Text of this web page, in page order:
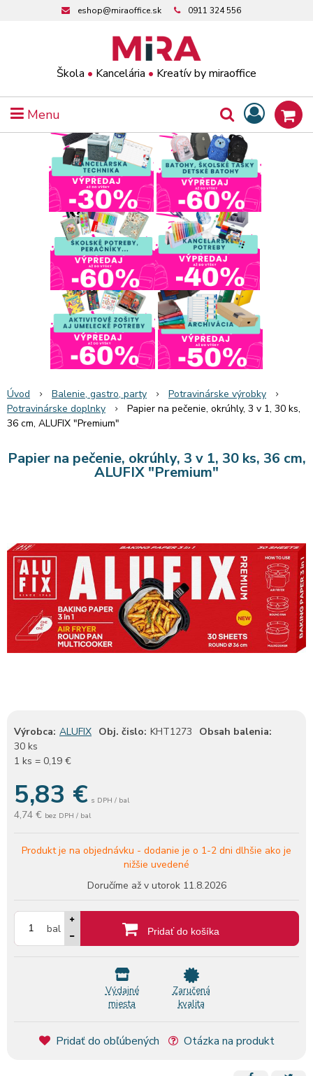
Škola • Kancelária • Kreatív by miraoffice
eshop@miraoffice.sk 0911 324 556
Menu
Úvod Balenie, gastro, party
Potravinárske výrobky
Potravinárske doplnky
Papier na pečenie, okrúhly, 3 v 1, 30 ks,
36 cm, ALUFIX "Premium"
Papier na pečenie, okrúhly, 3 v 1, 30 ks, 36 cm,
ALUFIX "Premium"
Výrobca: ALUFIX Obj. čislo: KHT1273
Obsah balenia:
30 ks
1 ks = 0,19 €
5,83 € s DPH / bal
4,74 € bez DPH / bal
Produkt je na objednávku - dodanie je o 1-2 dni dlhšie ako je
nižšie uvedené
Doručíme až v utorok 11.8.2026
bal Pridať do košíka
Výdajné
miesta
Zaručená
kvalita
Pridať do obľúbených Otázka na produkt